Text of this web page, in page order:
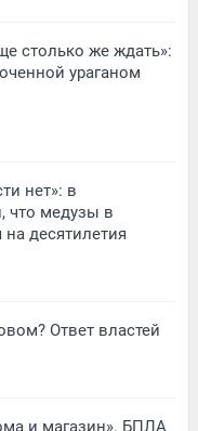
столько же ждать»:
ураганом
нет»: в
что медузы в
десятилетия
Ответ властей
и магазин». БПЛА